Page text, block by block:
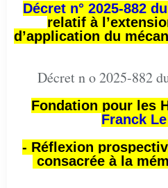
Décret n° 2025-882
relatif à
d’application du
Décret n o 2025-882
Fondation pour les
Franck
- Réflexion
consacrée à la